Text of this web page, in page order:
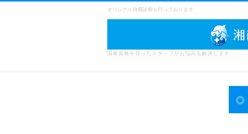
オリジナル自費診療も行っております
国家資格を持ったスタッフがお悩みを解決します